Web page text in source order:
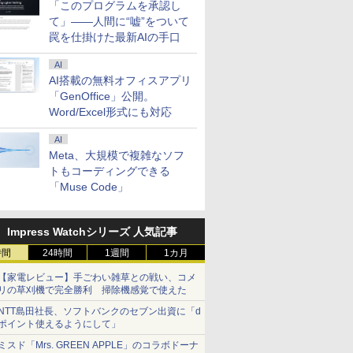
「このプログラムを承認し
て」――人間に“嘘”をついて
罠を仕掛けた最新AIの手口
AI
AI搭載の無料オフィスアプリ
「GenOffice」公開。
Word/Excel形式にも対応
AI
Meta、大規模で複雑なソフ
トもコーディングできる
「Muse Code」
Impress Watchシリーズ 人気記事
24時間 1週間 1カ月
家電レビュー】手ごわい雑草との戦い、コメ
の草刈機で完全勝利 掃除機感覚で使えた
島田社長、ソフトバンクのセブン出資に「d
イント使えるようにして」
スド「Mrs. GREEN APPLE」のコラボドーナ